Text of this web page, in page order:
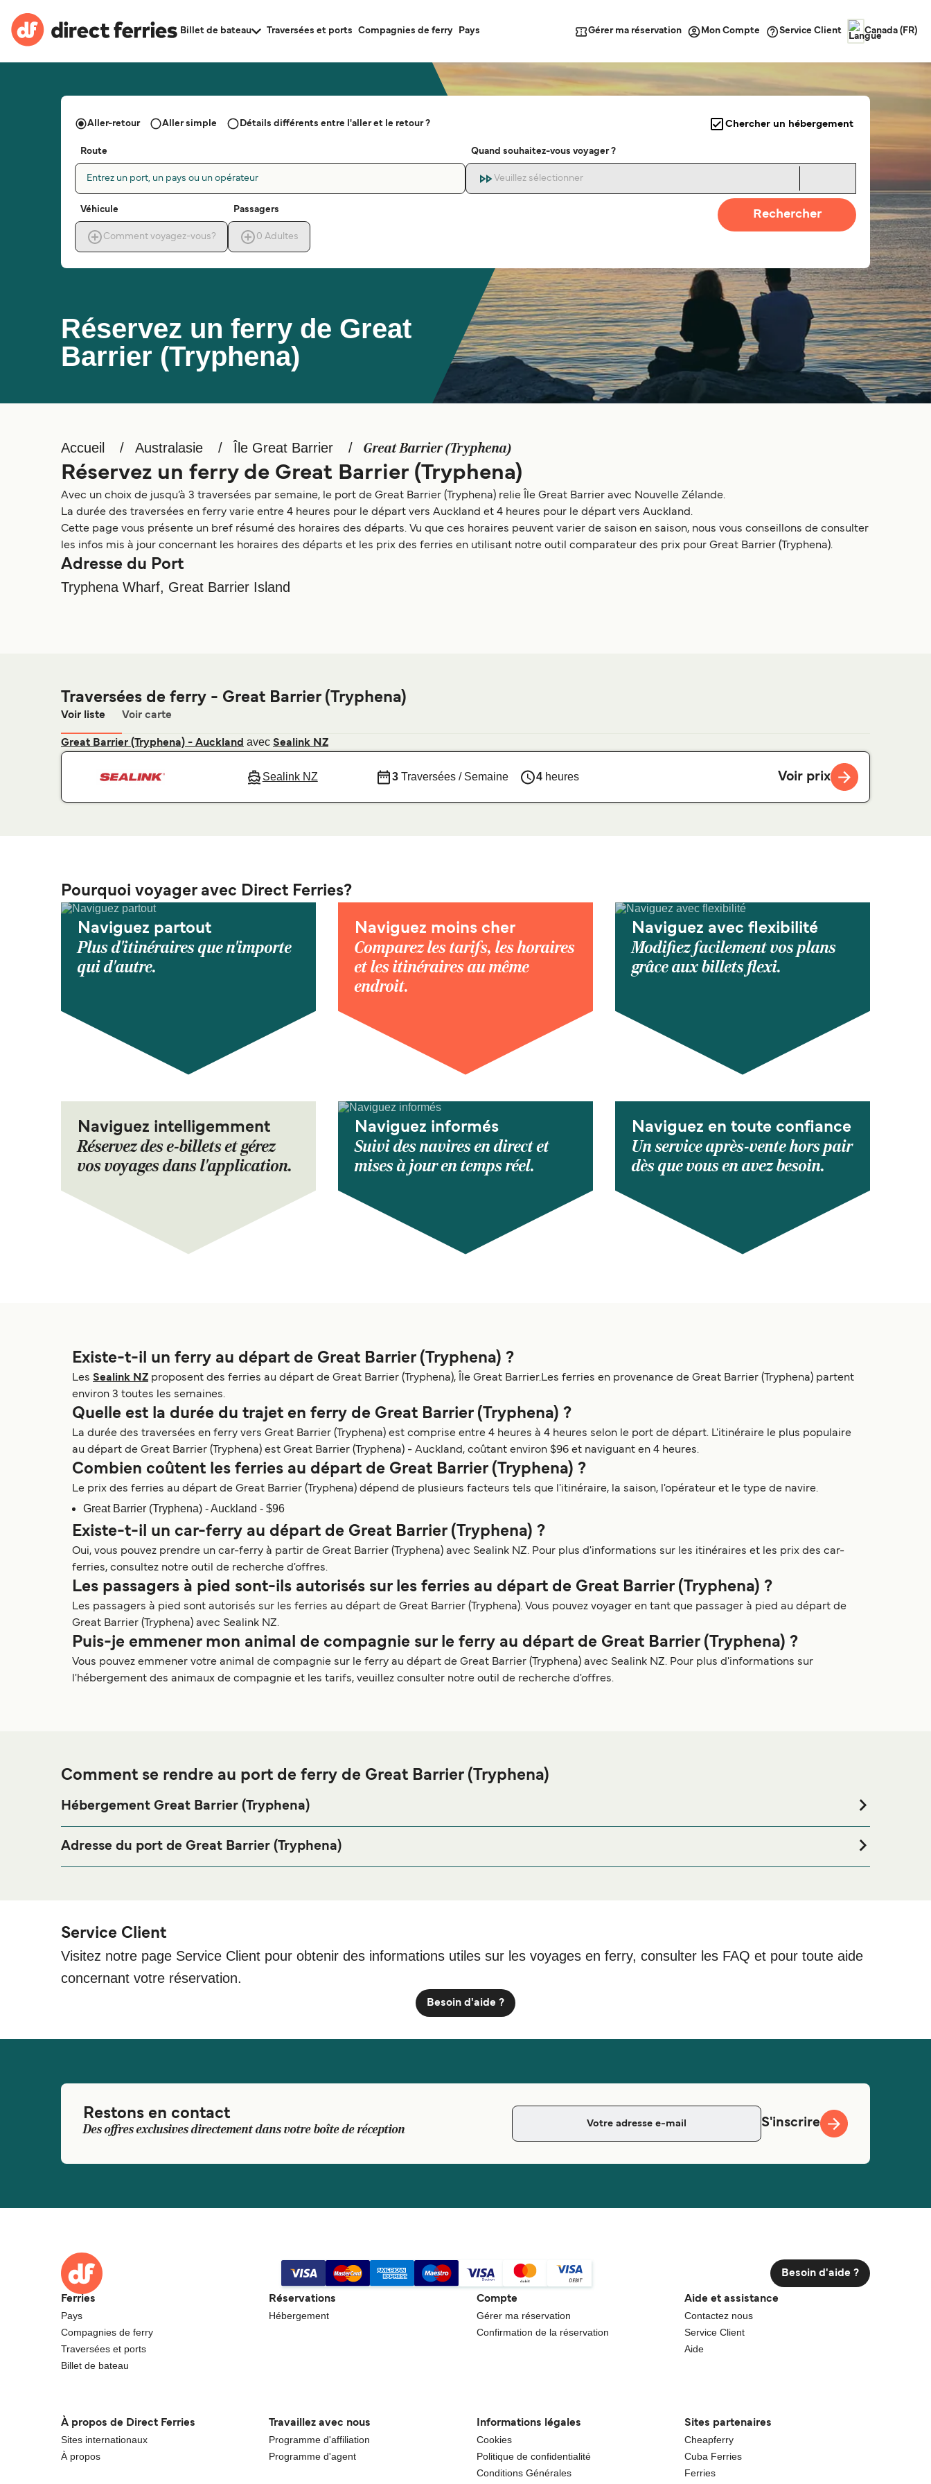
Billet de bateau Traversées et ports Compagnies de ferry Pays Gérer ma réservation Mon Compte Service Client Canada (FR)
Réservez un ferry de Great
Barrier (Tryphena)
Aller-retour Aller simple Détails différents entre l'aller et le retour ? Chercher un hébergement
Route
Entrez un port, un pays ou un opérateur
Quand souhaitez-vous voyager ?
Veuillez sélectionner
Véhicule
Comment voyagez-vous?
Passagers
0 Adultes
Rechercher
Accueil Australasie Île Great Barrier Great Barrier (Tryphena)
Réservez un ferry de Great Barrier (Tryphena)
Avec un choix de jusqu’à 3 traversées par semaine, le port de Great Barrier (Tryphena) relie Île Great Barrier avec Nouvelle Zélande.
La durée des traversées en ferry varie entre 4 heures pour le départ vers Auckland et 4 heures pour le départ vers Auckland.
Cette page vous présente un bref résumé des horaires des départs. Vu que ces horaires peuvent varier de saison en saison, nous vous conseillons de consulter
les infos mis à jour concernant les horaires des départs et les prix des ferries en utilisant notre outil comparateur des prix pour Great Barrier (Tryphena).
Adresse du Port
Tryphena Wharf, Great Barrier Island
Traversées de ferry - Great Barrier (Tryphena)
Voir liste Voir carte
Great Barrier (Tryphena) - Auckland avec Sealink NZ
Sealink NZ 3Traversées / Semaine 4heures Voir prix
Pourquoi voyager avec Direct Ferries?
Naviguez partout
Plus d'itinéraires que n'importe
qui d'autre.
Naviguez moins cher
Comparez les tarifs, les horaires
et les itinéraires au même
endroit.
Naviguez avec flexibilité
Modifiez facilement vos plans
grâce aux billets flexi.
Naviguez intelligemment
Réservez des e-billets et gérez
vos voyages dans l'application.
Naviguez informés
Suivi des navires en direct et
mises à jour en temps réel.
Naviguez en toute confiance
Un service après-vente hors pair
dès que vous en avez besoin.
Existe-t-il un ferry au départ de Great Barrier (Tryphena) ?
Les Sealink NZ proposent des ferries au départ de Great Barrier (Tryphena), Île Great Barrier.Les ferries en provenance de Great Barrier (Tryphena) partent
environ 3 toutes les semaines.
Quelle est la durée du trajet en ferry de Great Barrier (Tryphena) ?
La durée des traversées en ferry vers Great Barrier (Tryphena) est comprise entre 4 heures à 4 heures selon le port de départ. L'itinéraire le plus populaire
au départ de Great Barrier (Tryphena) est Great Barrier (Tryphena) - Auckland, coûtant environ $96 et naviguant en 4 heures.
Combien coûtent les ferries au départ de Great Barrier (Tryphena) ?
Le prix des ferries au départ de Great Barrier (Tryphena) dépend de plusieurs facteurs tels que l'itinéraire, la saison, l'opérateur et le type de navire.
Great Barrier (Tryphena) - Auckland - $96
Existe-t-il un car-ferry au départ de Great Barrier (Tryphena) ?
Oui, vous pouvez prendre un car-ferry à partir de Great Barrier (Tryphena) avec Sealink NZ. Pour plus d'informations sur les itinéraires et les prix des car-
ferries, consultez notre outil de recherche d'offres.
Les passagers à pied sont-ils autorisés sur les ferries au départ de Great Barrier (Tryphena) ?
Les passagers à pied sont autorisés sur les ferries au départ de Great Barrier (Tryphena). Vous pouvez voyager en tant que passager à pied au départ de
Great Barrier (Tryphena) avec Sealink NZ.
Puis-je emmener mon animal de compagnie sur le ferry au départ de Great Barrier (Tryphena) ?
Vous pouvez emmener votre animal de compagnie sur le ferry au départ de Great Barrier (Tryphena) avec Sealink NZ. Pour plus d'informations sur
l'hébergement des animaux de compagnie et les tarifs, veuillez consulter notre outil de recherche d'offres.
Comment se rendre au port de ferry de Great Barrier (Tryphena)
Hébergement Great Barrier (Tryphena)
pour votre séjour, merci de bien vouloir visiter notre page
Adresse du port de Great Barrier (Tryphena)
Service Client
Visitez notre page Service Client pour obtenir des informations utiles sur les voyages en ferry, consulter les FAQ et pour toute aide
concernant votre réservation.
Besoin d'aide ?
Restons en contact
Des offres exclusives directement dans votre boîte de réception S'inscrire
Besoin d'aide ?
Ferries
Pays
Compagnies de ferry
Traversées et ports
Billet de bateau
Réservations
Hébergement
Compte
Gérer ma réservation
Confirmation de la réservation
Aide et assistance
Contactez nous
Service Client
Aide
À propos de Direct Ferries
Sites internationaux
À propos
Travaillez avec nous
Programme d'affiliation
Programme d'agent
Informations légales
Cookies
Politique de confidentialité
Conditions Générales
Sites partenaires
Cheapferry
Cuba Ferries
Ferries